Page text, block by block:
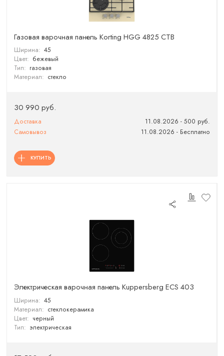
Газовая варочная панель Korting HGG 4825 CTB
Ширина: 45
Цвет: бежевый
Тип: газовая
Материал: стекло
30 990 руб.
Доставка
11.08.2026 - 500 руб.
Самовывоз
11.08.2026 - Бесплатно
КУПИТЬ
Электрическая варочная панель Kuppersberg ECS 403
Ширина: 45
Материал: стеклокерамика
Цвет: черный
Тип: электрическая